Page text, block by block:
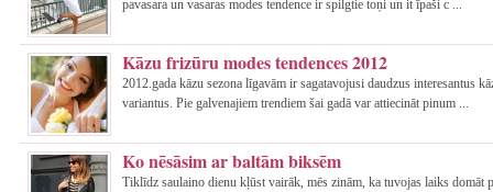
pavasara un vasaras modes tendence ir spilgtie toņi un it īpaši c ...
Kāzu frizūru modes tendences 2012
2012.gada kāzu sezona līgavām ir sagatavojusi daudzus interesantus
variantus. Pie galvenajiem trendiem šai gadā var attiecināt pinum ...
Ko nēsāsim ar baltām biksēm
Tiklīdz saulaino dienu kļūst vairāk, mēs zinām, ka tuvojas laiks domāt